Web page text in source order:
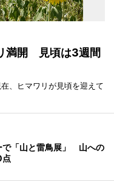
満開 見頃は3週間
、ヒマワリが見頃を迎えて
で「山と雷鳥展」 山への
点